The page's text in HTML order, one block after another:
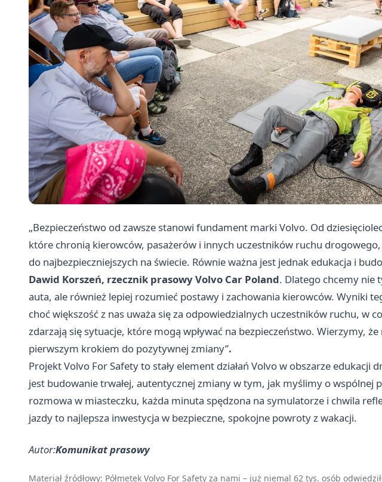
„Bezpieczeństwo od zawsze stanowi fundament marki Volvo. Od
które chronią kierowców, pasażerów i innych uczestników ruchu
do najbezpieczniejszych na świecie. Równie ważna jest jednak edukacja i
Dawid Korszeń, rzecznik prasowy Volvo Car Poland. Dlatego chcemy nie
auta, ale również lepiej rozumieć postawy i zachowania kierowców. Wyniki
choć większość z nas uważa się za odpowiedzialnych uczestników ruchu, w
zdarzają się sytuacje, które mogą wpływać na bezpieczeństwo. Wierzymy,
pierwszym krokiem do pozytywnej zmiany”.
Projekt Volvo For Safety to stały element działań Volvo w obszarze edukacji
jest budowanie trwałej, autentycznej zmiany w tym, jak myślimy o wspólnej
rozmowa w miasteczku, każda minuta spędzona na symulatorze i chwila
jazdy to najlepsza inwestycja w bezpieczne, spokojne powroty z wakacji.
Autor:Komunikat prasowy
Materiał źródłowy: Półmetek Volvo For Safety za nami – już niemal 62 tys. osób